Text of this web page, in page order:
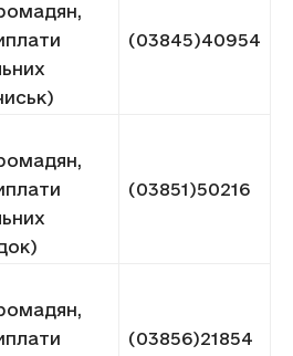
(03845)40954
(03851)50216
(03856)21854